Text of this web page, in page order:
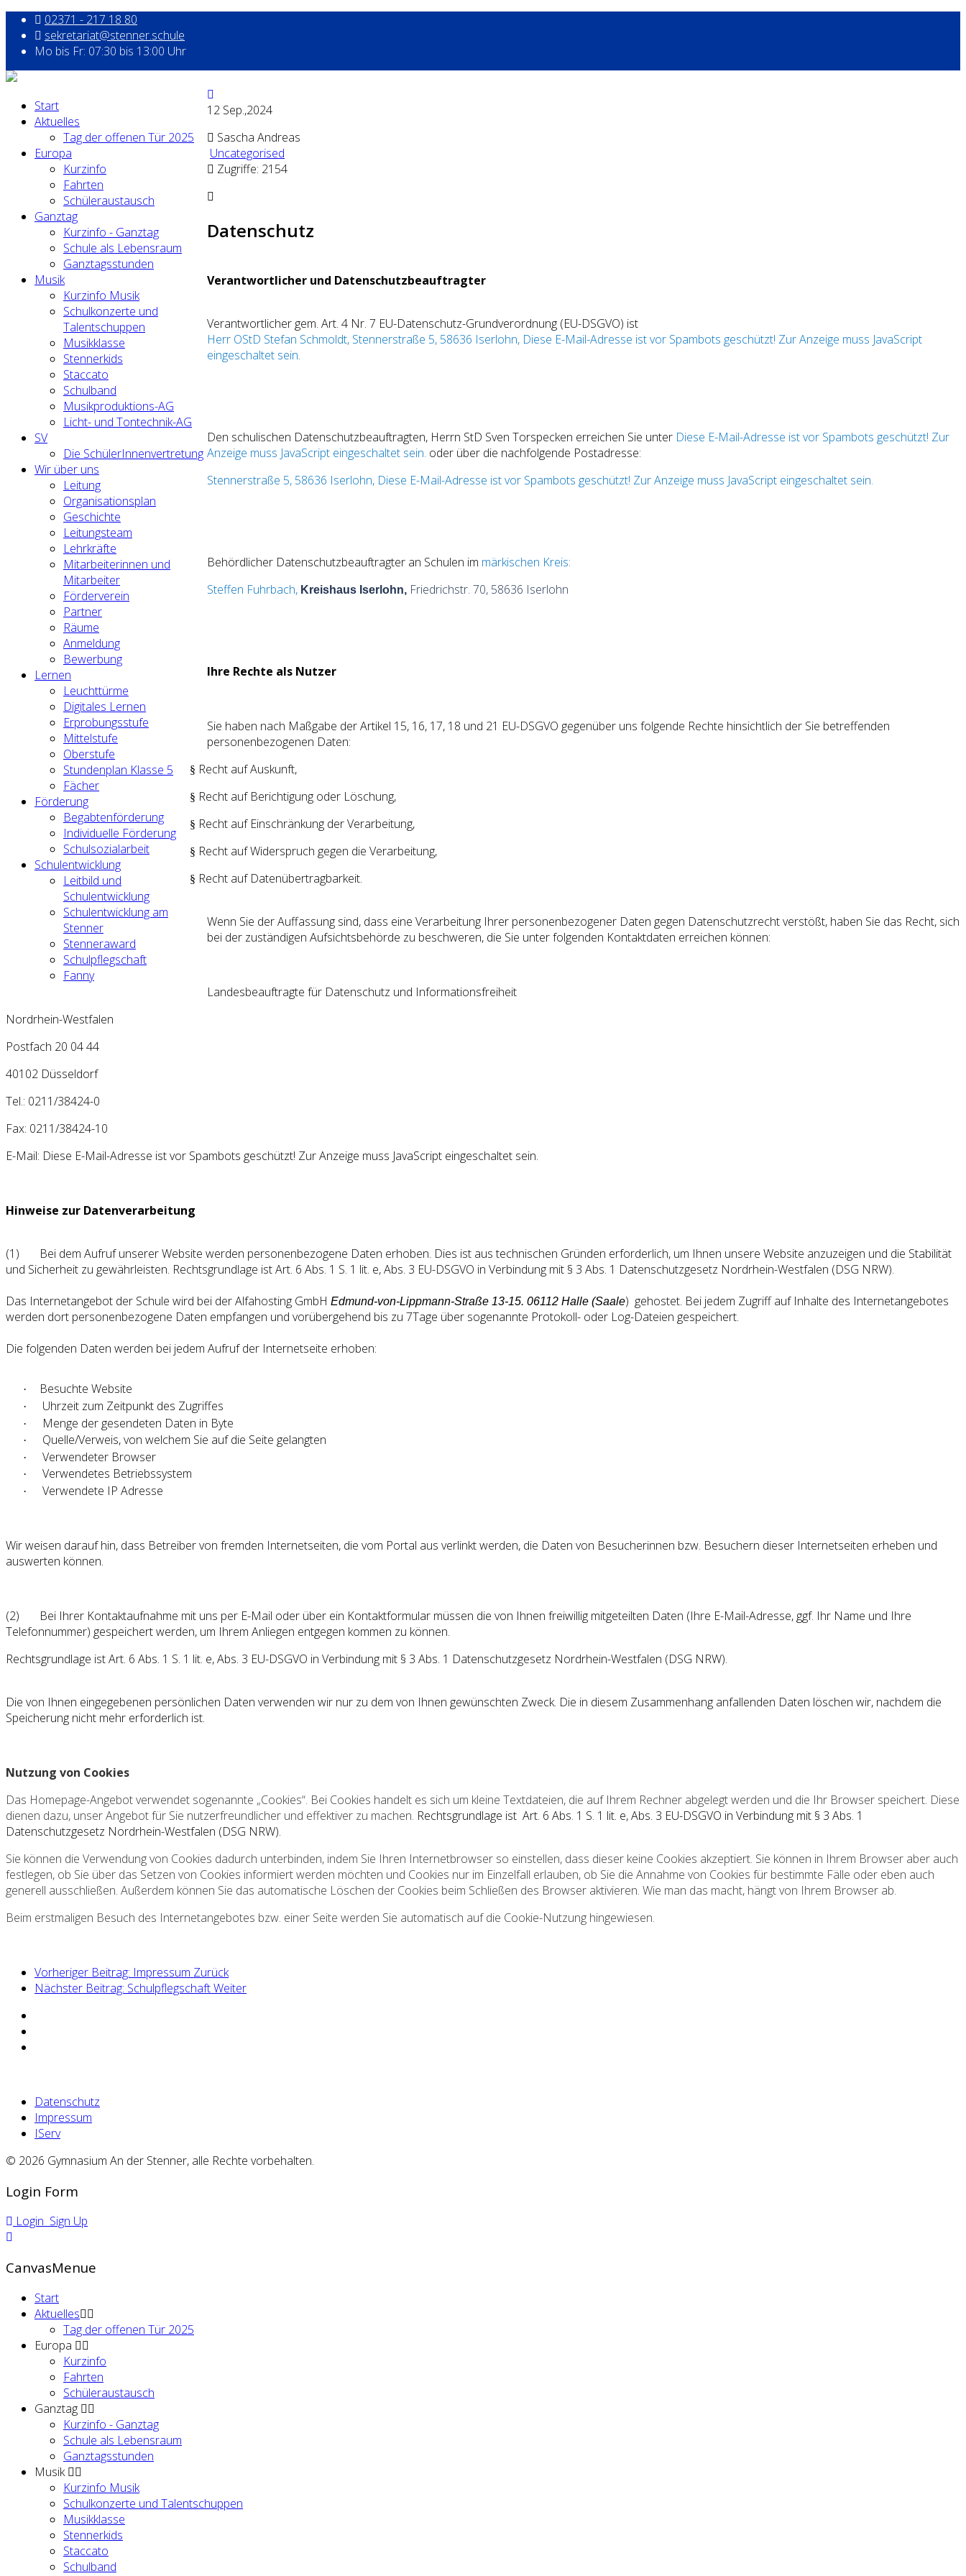
02371 - 217 18 80
sekretariat@stenner.schule
Mo bis Fr: 07:30 bis 13:00 Uhr
Start
Aktuelles
Tag der offenen Tür 2025
Europa
Kurzinfo
Fahrten
Schüleraustausch
Ganztag
Kurzinfo - Ganztag
Schule als Lebensraum
Ganztagsstunden
Musik
Kurzinfo Musik
Schulkonzerte und
Talentschuppen
Musikklasse
Stennerkids
Staccato
Schulband
Musikproduktions-AG
Licht- und Tontechnik-AG
SV
Die SchülerInnenvertretung
Wir über uns
Leitung
Organisationsplan
Geschichte
Leitungsteam
Lehrkräfte
Mitarbeiterinnen und
Mitarbeiter
Förderverein
Partner
Räume
Anmeldung
Bewerbung
Lernen
Leuchttürme
Digitales Lernen
Erprobungsstufe
Mittelstufe
Oberstufe
Stundenplan Klasse 5
Fächer
Förderung
Begabtenförderung
Individuelle Förderung
Schulsozialarbeit
Schulentwicklung
Leitbild und
Schulentwicklung
Schulentwicklung am
Stenner
Stenneraward
Schulpflegschaft
Fanny
12 Sep.,2024
Sascha Andreas
Uncategorised
Zugriffe: 2154
Datenschutz
Verantwortlicher und Datenschutzbeauftragter
Verantwortlicher gem. Art. 4 Nr. 7 EU-Datenschutz-Grundverordnung (EU-DSGVO) ist
Herr OStD Stefan Schmoldt, Stennerstraße 5, 58636 Iserlohn, Diese E-Mail-Adresse ist vor Spambots geschützt! Zur Anzeige muss JavaScript
eingeschaltet sein.
Den schulischen Datenschutzbeauftragten, Herrn StD Sven Torspecken erreichen Sie unter Diese E-Mail-Adresse ist vor Spambots geschützt! Zur
Anzeige muss JavaScript eingeschaltet sein. oder über die nachfolgende Postadresse:
Stennerstraße 5, 58636 Iserlohn, Diese E-Mail-Adresse ist vor Spambots geschützt! Zur Anzeige muss JavaScript eingeschaltet sein.
Behördlicher Datenschutzbeauftragter an Schulen im märkischen Kreis:
Steffen Fuhrbach, Kreishaus Iserlohn, Friedrichstr. 70, 58636 Iserlohn
Ihre Rechte als Nutzer
Sie haben nach Maßgabe der Artikel 15, 16, 17, 18 und 21 EU-DSGVO gegenüber uns folgende Rechte hinsichtlich der Sie betreffenden
personenbezogenen Daten:
§ Recht auf Auskunft,
§ Recht auf Berichtigung oder Löschung,
§ Recht auf Einschränkung der Verarbeitung,
§ Recht auf Widerspruch gegen die Verarbeitung,
§ Recht auf Datenübertragbarkeit.
Wenn Sie der Auffassung sind, dass eine Verarbeitung Ihrer personenbezogener Daten gegen Datenschutzrecht verstößt, haben Sie das Recht, sich
bei der zuständigen Aufsichtsbehörde zu beschweren, die Sie unter folgenden Kontaktdaten erreichen können:
Landesbeauftragte für Datenschutz und Informationsfreiheit
Nordrhein-Westfalen
Postfach 20 04 44
40102 Düsseldorf
Tel.: 0211/38424-0
Fax: 0211/38424-10
E-Mail: Diese E-Mail-Adresse ist vor Spambots geschützt! Zur Anzeige muss JavaScript eingeschaltet sein.
Hinweise zur Datenverarbeitung
(1)
Bei dem Aufruf unserer Website werden personenbezogene Daten erhoben. Dies ist aus technischen Gründen erforderlich, um Ihnen unsere Website anzuzeigen und die Stabilität
und Sicherheit zu gewährleisten. Rechtsgrundlage ist Art. 6 Abs. 1 S. 1 lit. e, Abs. 3 EU-DSGVO in Verbindung mit § 3 Abs. 1 Datenschutzgesetz Nordrhein-Westfalen (DSG NRW).
Das Internetangebot der Schule wird bei der Alfahosting GmbH Edmund-von-Lippmann-Straße 13-15. 06112 Halle (Saale) gehostet. Bei jedem Zugriff auf Inhalte des Internetangebotes
werden dort personenbezogene Daten empfangen und vorübergehend bis zu 7Tage über sogenannte Protokoll- oder Log-Dateien gespeichert.
Die folgenden Daten werden bei jedem Aufruf der Internetseite erhoben:
· Besuchte Website
· Uhrzeit zum Zeitpunkt des Zugriffes
· Menge der gesendeten Daten in Byte
· Quelle/Verweis, von welchem Sie auf die Seite gelangten
· Verwendeter Browser
· Verwendetes Betriebssystem
· Verwendete IP Adresse
Wir weisen darauf hin, dass Betreiber von fremden Internetseiten, die vom Portal aus verlinkt werden, die Daten von Besucherinnen bzw. Besuchern dieser Internetseiten erheben und
auswerten können.
(2)
Bei Ihrer Kontaktaufnahme mit uns per E-Mail oder über ein Kontaktformular müssen die von Ihnen freiwillig mitgeteilten Daten (Ihre E-Mail-Adresse, ggf. Ihr Name und Ihre
Telefonnummer) gespeichert werden, um Ihrem Anliegen entgegen kommen zu können.
Rechtsgrundlage ist Art. 6 Abs. 1 S. 1 lit. e, Abs. 3 EU-DSGVO in Verbindung mit § 3 Abs. 1 Datenschutzgesetz Nordrhein-Westfalen (DSG NRW).
Die von Ihnen eingegebenen persönlichen Daten verwenden wir nur zu dem von Ihnen gewünschten Zweck. Die in diesem Zusammenhang anfallenden Daten löschen wir, nachdem die
Speicherung nicht mehr erforderlich ist.
Nutzung von Cookies
Das Homepage-Angebot verwendet sogenannte „Cookies“. Bei Cookies handelt es sich um kleine Textdateien, die auf Ihrem Rechner abgelegt werden und die Ihr Browser speichert. Diese
dienen dazu, unser Angebot für Sie nutzerfreundlicher und effektiver zu machen. Rechtsgrundlage ist Art. 6 Abs. 1 S. 1 lit. e, Abs. 3 EU-DSGVO in Verbindung mit § 3 Abs. 1
Datenschutzgesetz Nordrhein-Westfalen (DSG NRW).
Sie können die Verwendung von Cookies dadurch unterbinden, indem Sie Ihren Internetbrowser so einstellen, dass dieser keine Cookies akzeptiert. Sie können in Ihrem Browser aber auch
festlegen, ob Sie über das Setzen von Cookies informiert werden möchten und Cookies nur im Einzelfall erlauben, ob Sie die Annahme von Cookies für bestimmte Fälle oder eben auch
generell ausschließen. Außerdem können Sie das automatische Löschen der Cookies beim Schließen des Browser aktivieren. Wie man das macht, hängt von Ihrem Browser ab.
Beim erstmaligen Besuch des Internetangebotes bzw. einer Seite werden Sie automatisch auf die Cookie-Nutzung hingewiesen.
Vorheriger Beitrag: Impressum Zurück
Nächster Beitrag: SchulpflegschaftWeiter
Datenschutz
Impressum
IServ
© 2026 Gymnasium An der Stenner, alle Rechte vorbehalten.
Login Form
Login Sign Up
CanvasMenue
Start
Aktuelles
Tag der offenen Tür 2025
Europa
Kurzinfo
Fahrten
Schüleraustausch
Ganztag
Kurzinfo - Ganztag
Schule als Lebensraum
Ganztagsstunden
Musik
Kurzinfo Musik
Schulkonzerte und Talentschuppen
Musikklasse
Stennerkids
Staccato
Schulband